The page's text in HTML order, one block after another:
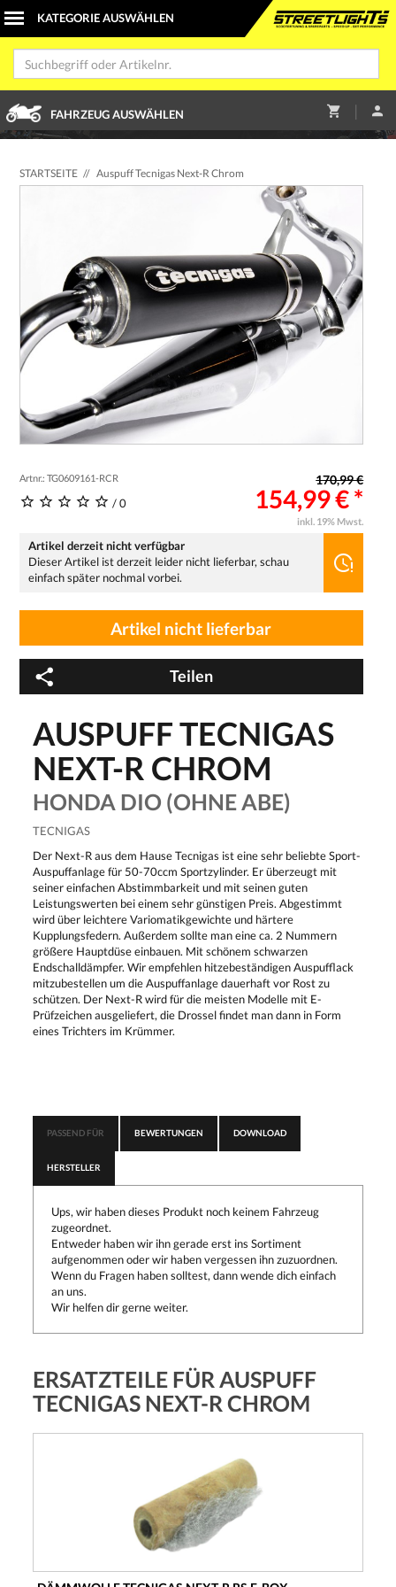
FAHRZEUG AUSWÄHLEN |
STARTSEITE // Auspuff Tecnigas Next-R Chrom
Artnr.: TG0609161-RCR 170,99 €
/ 0 154,99 € *
inkl. 19% Mwst.
Artikel derzeit nicht verfügbar
Dieser Artikel ist derzeit leider nicht lieferbar, schau
einfach später nochmal vorbei.
Artikel nicht lieferbar
Teilen
AUSPUFF TECNIGAS
NEXT-R CHROM
HONDA DIO (OHNE ABE)
TECNIGAS
Der Next-R aus dem Hause Tecnigas ist eine sehr beliebte Sport-
Auspuffanlage für 50-70ccm Sportzylinder. Er überzeugt mit
seiner einfachen Abstimmbarkeit und mit seinen guten
Leistungswerten bei einem sehr günstigen Preis. Abgestimmt
wird über leichtere Variomatikgewichte und härtere
Kupplungsfedern. Außerdem sollte man eine ca. 2 Nummern
größere Hauptdüse einbauen. Mit schönem schwarzen
Endschalldämpfer. Wir empfehlen hitzebeständigen Auspufflack
mitzubestellen um die Auspuffanlage dauerhaft vor Rost zu
schützen. Der Next-R wird für die meisten Modelle mit E-
Prüfzeichen ausgeliefert, die Drossel findet man dann in Form
eines Trichters im Krümmer.
PASSEND FÜR BEWERTUNGEN DOWNLOAD
HERSTELLER
Ups, wir haben dieses Produkt noch keinem Fahrzeug
zugeordnet.
Entweder haben wir ihn gerade erst ins Sortiment
aufgenommen oder wir haben vergessen ihn zuzuordnen.
Wenn du Fragen haben solltest, dann wende dich einfach
an uns.
Wir helfen dir gerne weiter.
ERSATZTEILE FÜR AUSPUFF
TECNIGAS NEXT-R CHROM